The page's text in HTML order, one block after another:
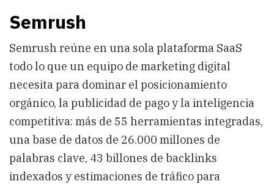
Semrush
Semrush reúne en una sola plataforma SaaS
todo lo que un equipo de marketing digital
necesita para dominar el posicionamiento
orgánico, la publicidad de pago y la inteligencia
competitiva: más de 55 herramientas integradas,
una base de datos de 26.000 millones de
palabras clave, 43 billones de backlinks
indexados y estimaciones de tráfico para